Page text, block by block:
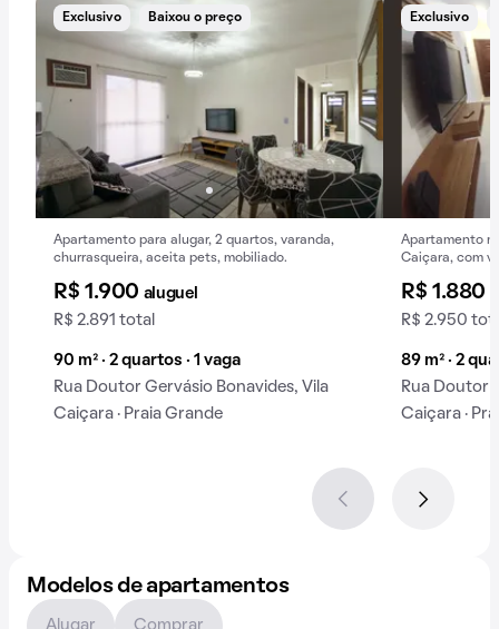
Exclusivo Baixou o preço
Apartamento para alugar, 2 quartos, varanda,
churrasqueira, aceita pets, mobiliado.
R$ 1.900 aluguel
R$ 2.891 total
90 m² · 2 quartos · 1 vaga
Rua Doutor Gervásio Bonavides, Vila
Caiçara · Praia Grande
Exclusivo
Apartamento
Caiçara, com
R$ 1.880
R$ 2.950
89 m² · 2
Rua Doutor
Caiçara ·
Modelos de apartamentos
Alugar Comprar